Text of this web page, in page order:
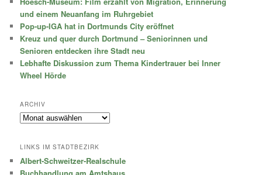
und einem Neuanfang im Ruhrgebiet
Pop-up-IGA hat in Dortmunds City eröffnet
Kreuz und quer durch Dortmund – Seniorinnen und
Senioren entdecken ihre Stadt neu
Lebhafte Diskussion zum Thema Kindertrauer bei Inner
Wheel Hörde
ARCHIV
Archiv
LINKS IM STADTBEZIRK
Albert-Schweitzer-Realschule